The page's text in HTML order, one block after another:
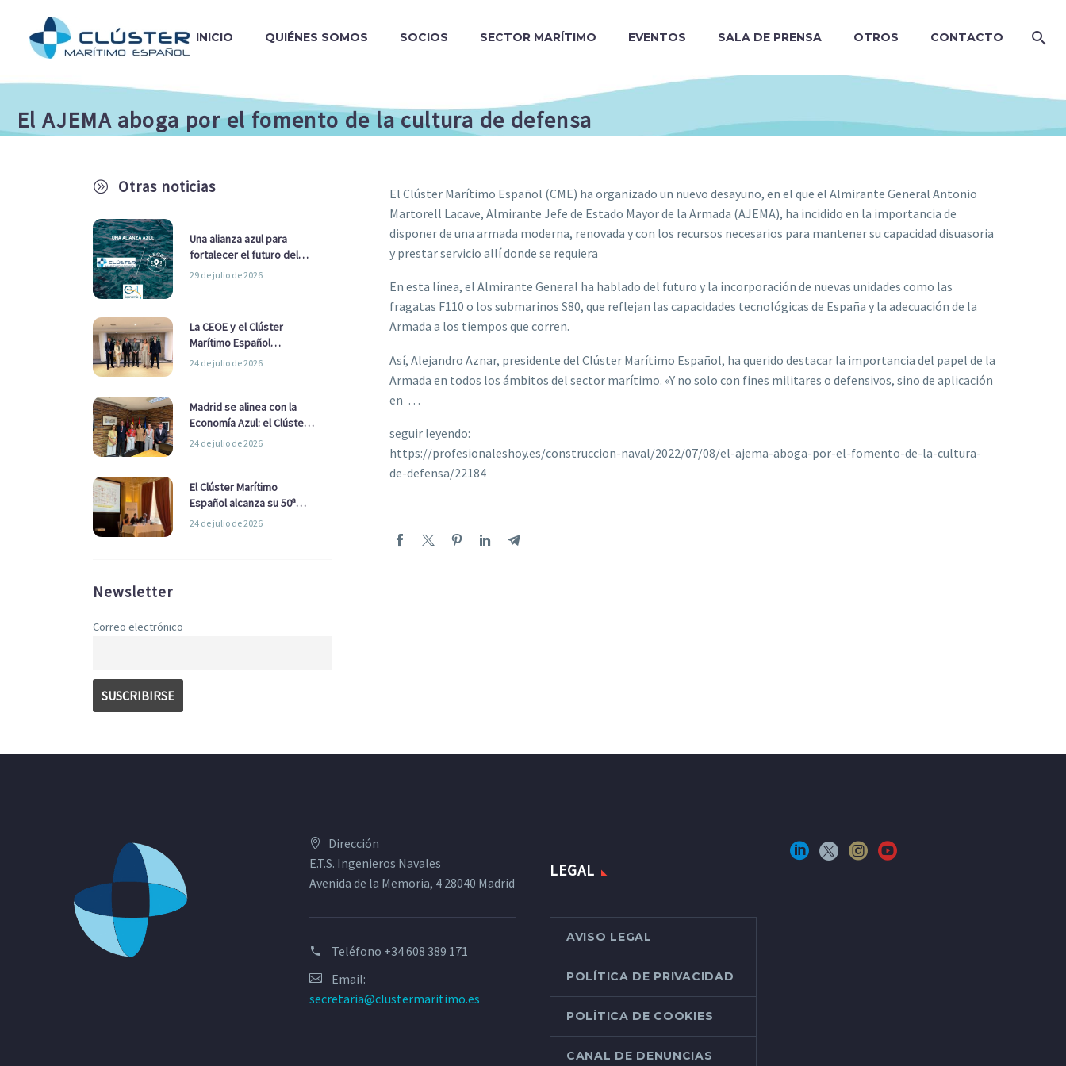
INICIO QUIÉNES SOMOS SOCIOS SECTOR MARÍTIMO EVENTOS SALA DE PRENSA OTROS CONTACTO
El AJEMA aboga por el fomento de la cultura de defensa
A Otras noticias
Una alianza azul para
fortalecer el futuro del
sector marítimo
29 de julio de 2026
La CEOE y el Clúster
Marítimo Español
refuerzan su alianza para
24 de julio de 2026
Madrid se alinea con la
Economía Azul: el Clúster
Marítimo Español y la Real
Ayuntamiento
24 de julio de 2026
El Clúster Marítimo
Español alcanza su 50ª
Asamblea reafirmando su
24 de julio de 2026
Newsletter
Correo electrónico
El Clúster Marítimo Español (CME) ha organizado un nuevo desayuno, en el que el Almirante General Antonio
Martorell Lacave, Almirante Jefe de Estado Mayor de la Armada (AJEMA), ha incidido en la importancia de
disponer de una armada moderna, renovada y con los recursos necesarios para mantener su capacidad disuasoria
y prestar servicio allí donde se requiera
En esta línea, el Almirante General ha hablado del futuro y la incorporación de nuevas unidades como las
fragatas F110 o los submarinos S80, que reflejan las capacidades tecnológicas de España y la adecuación de la
Armada a los tiempos que corren.
Así, Alejandro Aznar, presidente del Clúster Marítimo Español, ha querido destacar la importancia del papel de la
Armada en todos los ámbitos del sector marítimo. «Y no solo con fines militares o defensivos, sino de aplicación
en …
seguir leyendo:
https://profesionaleshoy.es/construccion-naval/2022/07/08/el-ajema-aboga-por-el-fomento-de-la-cultura-
de-defensa/22184
Dirección
E.T.S. Ingenieros Navales
Avenida de la Memoria, 4 28040 Madrid
Teléfono +34 608 389 171
Email:
secretaria@clustermaritimo.es
LEGAL
AVISO LEGAL
POLÍTICA DE PRIVACIDAD
POLÍTICA DE COOKIES
CANAL DE DENUNCIAS